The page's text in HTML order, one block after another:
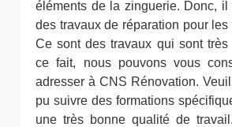
éléments de la zinguerie. Donc, il
des travaux de réparation pour les
Ce sont des travaux qui sont très
ce fait, nous pouvons vous
adresser à CNS Rénovation.
pu suivre des formations
une très bonne qualité de